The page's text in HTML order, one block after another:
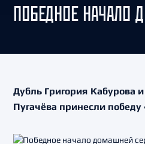
ПОБЕДНОЕ НАЧАЛО
Дубль Григория Кабурова
Пугачёва принесли победу